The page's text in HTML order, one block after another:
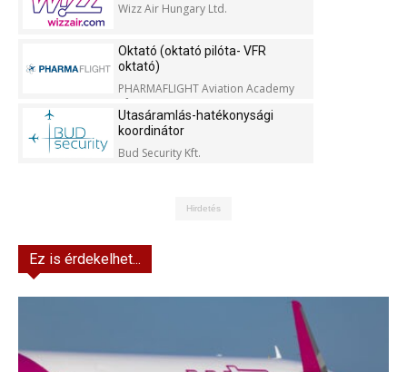
Wizz Air Hungary Ltd.
Oktató (oktató pilóta- VFR
oktató)
PHARMAFLIGHT Aviation Academy
Kft.
Utasáramlás-hatékonysági
koordinátor
Bud Security Kft.
Hirdetés
Ez is érdekelhet...